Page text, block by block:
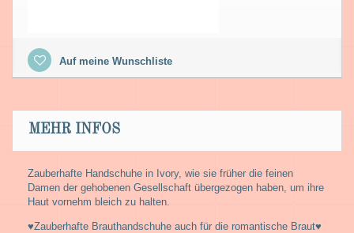
Auf meine Wunschliste
MEHR INFOS
Zauberhafte Handschuhe in Ivory, wie sie früher die feinen
Damen der gehobenen Gesellschaft übergezogen haben, um ihre
Haut vornehm bleich zu halten.
♥Zauberhafte Brauthandschuhe auch für die romantische Braut♥